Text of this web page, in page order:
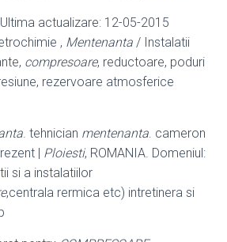
actualizare: 12-05-2015
, Mentenanta / Instalatii
compresoare, reductoare, poduri
rezervoare atmosferice
. tehnician mentenanta. cameron
| Ploiesti, ROMANIA. Domeniul:
si a instalatiilor
,centrala rermica etc) intretinera si